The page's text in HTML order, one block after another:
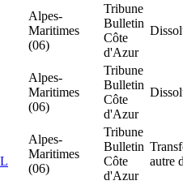
Alpes-
Maritimes
(06)
Tribune
Bulletin
Côte
d'Azur
Alpes-
Maritimes
(06)
Tribune
Bulletin
Côte
d'Azur
Alpes-
Maritimes
(06)
Tribune
Bulletin
Côte
d'Azur
autre